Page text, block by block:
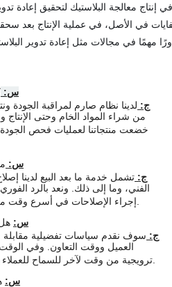
س:
ج: لدينا نظام صارم لمراقبة الجودة
من شراء المواد الخام وحتى
خضعت منتجاتنا لعمليات فحص
س:
ج: تشمل خدمة ما بعد البيع لدينا
الفني، وما إلى ذلك. ونعد بالرد
إجراء الإصلاحات في أسرع وقت ممكن بعد تلقي تقارير العملاء.
س:
ج: سوف نقدم سياسات تفضيلية
العميل ووقت التعاون. وفي
ترويجية من وقت لآخر للسماح للعملاء بشراء منتجاتنا بأسعار أفضل.
س: